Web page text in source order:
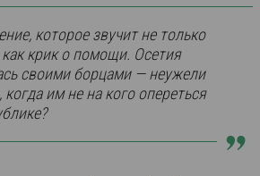
которое звучит не только
как крик о помощи. Осетия
своими борцами — неужели
им не на кого опереться